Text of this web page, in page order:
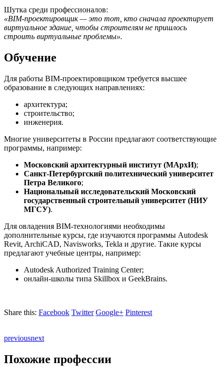
Шутка среди профессионалов:
«BIM-проектировщик — это тот, кто сначала проектирует
виртуальное здание, чтобы строителям не пришлось
строить виртуальные проблемы».
Обучение
Для работы BIM-проектировщиком требуется высшее
образование в следующих направлениях:
архитектура;
строительство;
инженерия.
Многие университеты в России предлагают соответствующие
программы, например:
Московский архитектурный институт (МАрхИ);
Санкт-Петербургский политехнический университет
Петра Великого;
Национальный исследовательский Московский
государственный строительный университет (НИУ
МГСУ).
Для овладения BIM-технологиями необходимы
дополнительные курсы, где изучаются программы Autodesk
Revit, ArchiCAD, Navisworks, Tekla и другие. Такие курсы
предлагают учебные центры, например:
Autodesk Authorized Training Center;
онлайн-школы типа Skillbox и GeekBrains.
Share this: Facebook Twitter Google+ Pinterest
previousnext
Похожие профессии